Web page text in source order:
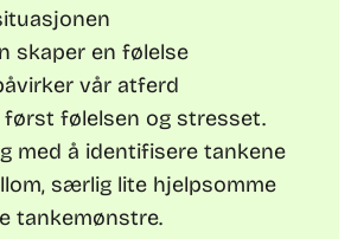
skaper en følelse
vår atferd
først følelsen og stresset.
med å identifisere tankene
særlig lite hjelpsomme
tankemønstre.